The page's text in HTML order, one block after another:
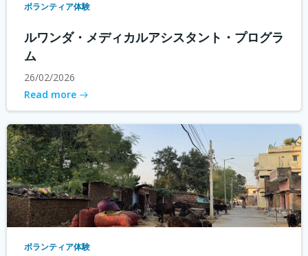
ボランティア体験
ルワンダ・メディカルアシスタント・プログラ
ム
26/02/2026
Read more
ボランティア体験